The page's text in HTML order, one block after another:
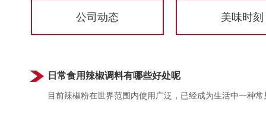
公司动态 美味时刻
日常食用辣椒调料有哪些好处呢
目前辣椒粉在世界范围内使用广泛，已经成为生活中一种